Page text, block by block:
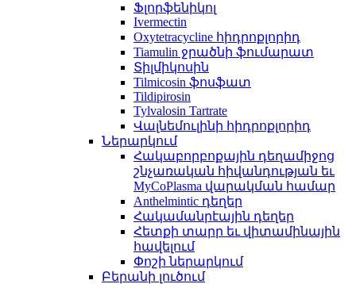
Ֆլորֆենիկոլ
Ivermectin
Oxytetracycline հիդրոքլորիդ
Tiamulin ջրածնի ֆումարատ
Տիլմիկոսին
Tilmicosin ֆոսֆատ
Tildipirosin
Tylvalosin Tartrate
Վալնեմուլինի հիդրոքլորիդ
Ներարկում
Հակաբորբոքային դեղամիջոց
շնչառական հիվանդության եւ
MyCoPlasma վարակման համար
Anthelmintic դեղեր
Հակամանրէային դեղեր
Հետքի տարր եւ վիտամինային
հավելում
Փոշի ներարկում
Բերանի լուծում